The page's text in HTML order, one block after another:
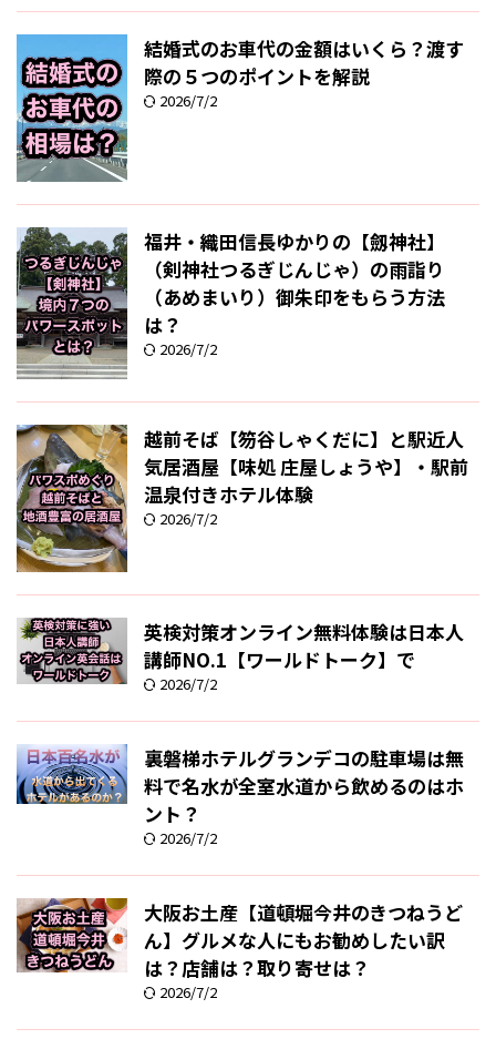
結婚式のお車代の金額はいくら？渡す
際の５つのポイントを解説
2026/7/2
福井・織田信長ゆかりの【劔神社】
（剣神社つるぎじんじゃ）の雨詣り
（あめまいり）御朱印をもらう方法
は？
2026/7/2
越前そば【笏谷しゃくだに】と駅近人
気居酒屋【味処 庄屋しょうや】・駅前
温泉付きホテル体験
2026/7/2
英検対策オンライン無料体験は日本人
講師NO.1【ワールドトーク】で
2026/7/2
裏磐梯ホテルグランデコの駐車場は無
料で名水が全室水道から飲めるのはホ
ント？
2026/7/2
大阪お土産【道頓堀今井のきつねうど
ん】グルメな人にもお勧めしたい訳
は？店舗は？取り寄せは？
2026/7/2